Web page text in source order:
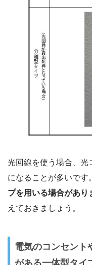
光回線を使う場合、光
になることが多いです
プを用いる場合があり
えておきましょう。
電気のコンセント